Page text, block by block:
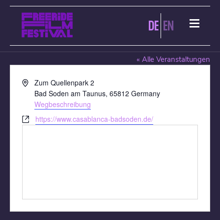
DE EN
KINO CASABLANCA ART HOUSE
« Alle Veranstaltungen
AdresseZum Quellenpark 2
Bad Soden am Taunus, 65812 Germany
Wegbeschreibung
Webseitehttps://www.casablanca-badsoden.de/